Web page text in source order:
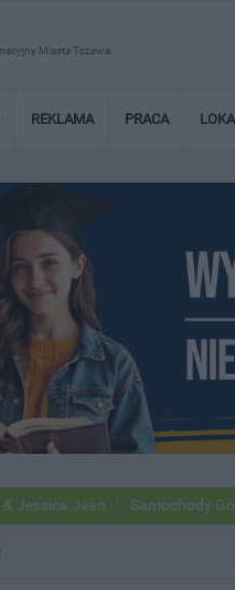
Miasta Tczewa
REKLAMA PRACA
Jean Samochody